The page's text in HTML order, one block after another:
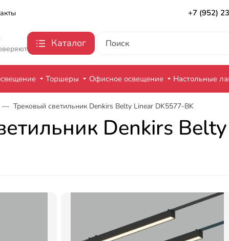
+7 (952)
Каталог
Торшеры Офисное освещение Настольные
Трековый светильник Denkirs Belty Linear DK5577-BK
Denkirs